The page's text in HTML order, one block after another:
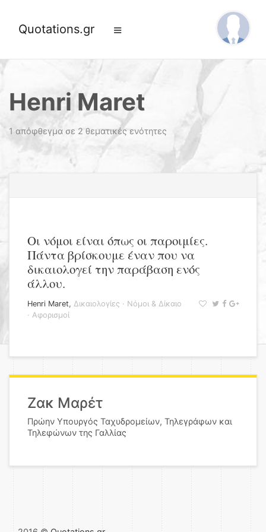
Quotations.gr
Henri Maret
1 απόφθεγμα σε 2 θεματικές ενότητες
Οι νόμοι είναι όπως οι παροιμίες.
Πάντα βρίσκουμε έναν που να
δικαιολογεί την παράβαση ενός
άλλου.
Henri Maret, Δικαιολογίες · Νόμοι & Δίκαιο
· Αφορισμοί
Ζακ Μαρέτ
Πρώην Υπουργός Ταχυδρομείων, Τηλεγράφων και
Τηλεφώνων της Γαλλίας